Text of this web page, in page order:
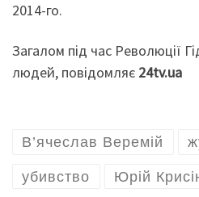
2014-го.
Загалом під час Революції
людей, повідомляє 24tv.ua
В’ячеслав Веремій
убивство Юрій